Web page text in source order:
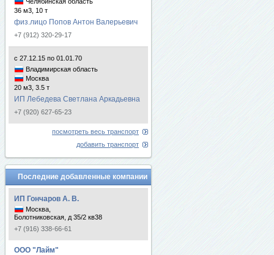
36 м3, 10 т
физ.лицо Попов Антон Валерьевич
+7 (912) 320-29-17
с 27.12.15 по 01.01.70
Владимирская область
Москва
20 м3, 3.5 т
ИП Лебедева Светлана Аркадьевна
+7 (920) 627-65-23
посмотреть весь транспорт
добавить транспорт
Последние добавленные компании
ИП Гончаров А. В.
Москва,
Болотниковская, д 35/2 кв38
+7 (916) 338-66-61
ООО "Лайм"